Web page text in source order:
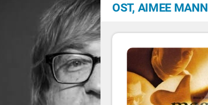
OST, AIMEE MANN